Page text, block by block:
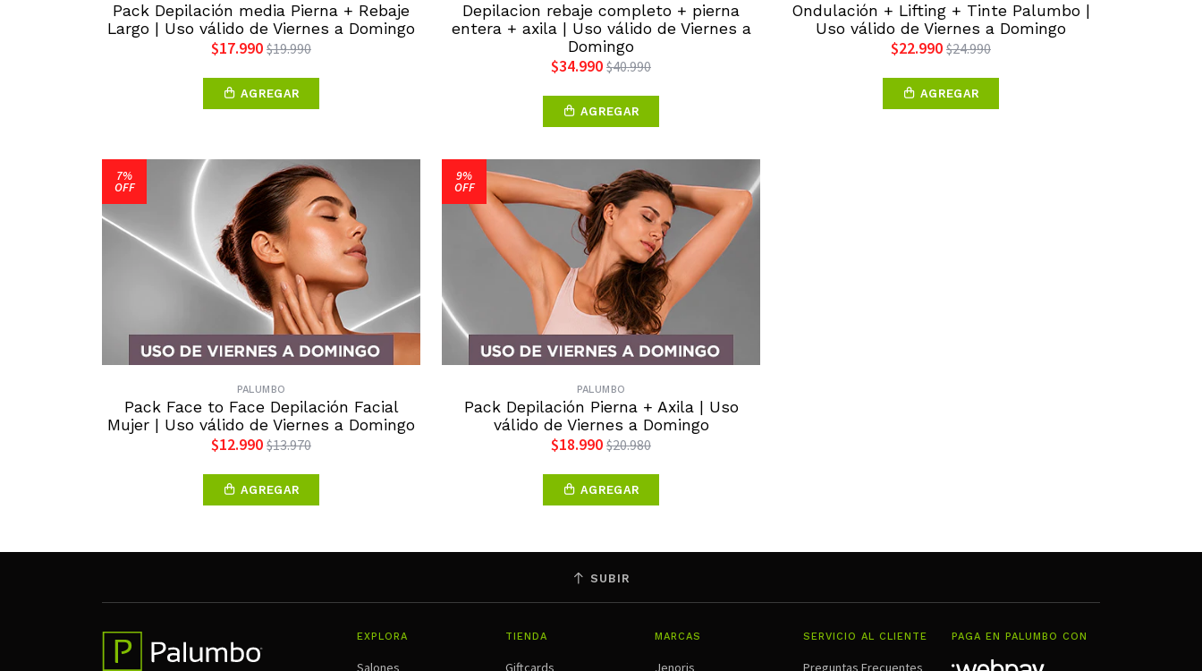
Pack Depilación media Pierna + Rebaje
Largo | Uso válido de Viernes a Domingo
$17.990 $19.990
AGREGAR
Depilacion rebaje completo + pierna
entera + axila | Uso válido de Viernes a
Domingo
$34.990 $40.990
AGREGAR
Ondulación + Lifting + Tinte Palumbo |
Uso válido de Viernes a Domingo
$22.990 $24.990
AGREGAR
7%
OFF
PALUMBO
Pack Face to Face Depilación Facial
Mujer | Uso válido de Viernes a Domingo
$12.990 $13.970
AGREGAR
9%
OFF
PALUMBO
Pack Depilación Pierna + Axila | Uso
válido de Viernes a Domingo
$18.990 $20.980
AGREGAR
SUBIR
EXPLORA TIENDA MARCAS SERVICIO AL CLIENTE PAGA EN PALUMBO CON